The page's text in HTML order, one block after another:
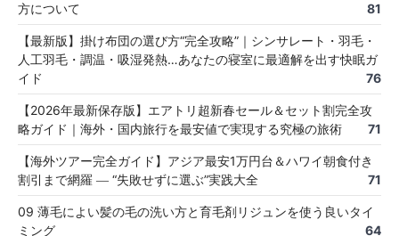
方について
81
【最新版】掛け布団の選び方“完全攻略”｜シンサレート・羽毛・
人工羽毛・調温・吸湿発熱…あなたの寝室に最適解を出す快眠ガ
イド
76
【2026年最新保存版】エアトリ超新春セール＆セット割完全攻
略ガイド｜海外・国内旅行を最安値で実現する究極の旅術
71
【海外ツアー完全ガイド】アジア最安1万円台＆ハワイ朝食付き
割引まで網羅 ― “失敗せずに選ぶ”実践大全
71
09 薄毛によい髪の毛の洗い方と育毛剤リジュンを使う良いタイ
ミング
64